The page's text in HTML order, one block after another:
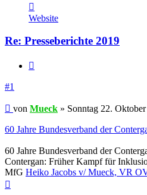
von
Mueck
Website
Re: Presseberichte 2019
#1
Beitrag
von Mueck » Sonntag 22.
60 Jahre Bundesverband der
60 Jahre Bundesverband der
Contergan: Früher Kampf für
MfG Heiko Jacobs v/ Mueck, VR